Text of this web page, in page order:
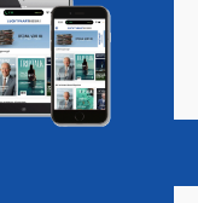
Vacatures